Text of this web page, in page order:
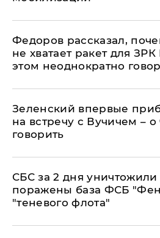
Федоров рассказал,
не хватает ракет для
этом неоднократно
Зеленский впервые
на встречу с Вучичем – о
говорить
СБС за 2 дня
поражены база ФСБ
"теневого флота"